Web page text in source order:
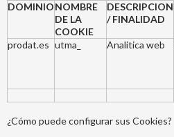
DOMINIONOMBRE
DE LA
COOKIE
DESCRIPCION
/ FINALIDAD
prodat.es utma_ Analitica web
¿Cómo puede configurar sus Cookies?